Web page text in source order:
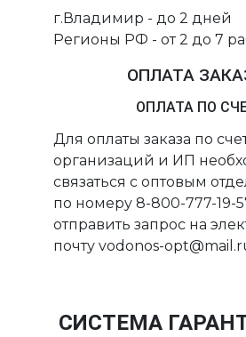
г.Владимир - до 2 дней
Регионы РФ - от 2 до 7
ОПЛАТА
ОПЛАТА ПО
Для оплаты заказа по
организаций и ИП
связаться с оптовым
по номеру 8-800-777-19-
отправить запрос на
почту vodonos-
СИСТЕМА